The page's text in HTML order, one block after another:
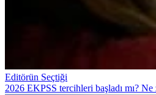
Editörün Seçtiği
2026 EKPSS tercihleri başladı mı? Ne